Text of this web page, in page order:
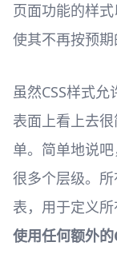
页面功能的样
使其不再按预期
虽然CSS样式允
表面上看上去
单。简单地说
很多个层级。
表，用于定义
使用任何额外